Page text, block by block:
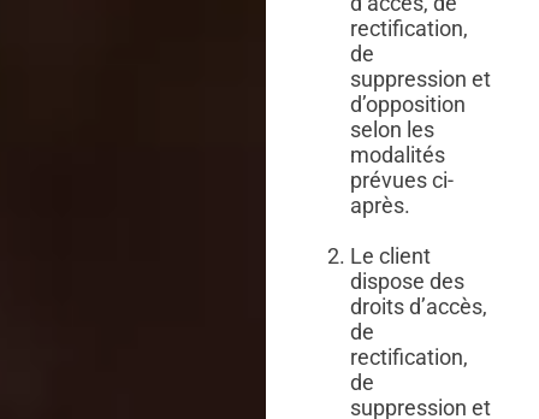
rectification,
de
suppression et
d’opposition
selon les
modalités
prévues ci-
après.
Le client
dispose des
droits d’accès,
de
rectification,
de
suppression et